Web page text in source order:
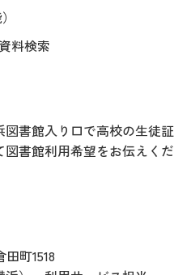
料検索
書館入り口で高校の生徒証
書館利用希望をお伝えくだ
町1518